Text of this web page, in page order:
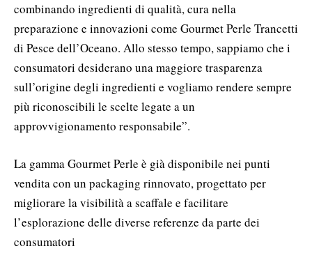
combinando ingredienti di qualità, cura nella
preparazione e innovazioni come Gourmet Perle Trancetti
di Pesce dell’Oceano. Allo stesso tempo, sappiamo che i
consumatori desiderano una maggiore trasparenza
sull’origine degli ingredienti e vogliamo rendere sempre
più riconoscibili le scelte legate a un
approvvigionamento responsabile”.
La gamma Gourmet Perle è già disponibile nei punti
vendita con un packaging rinnovato, progettato per
migliorare la visibilità a scaffale e facilitare
l’esplorazione delle diverse referenze da parte dei
consumatori